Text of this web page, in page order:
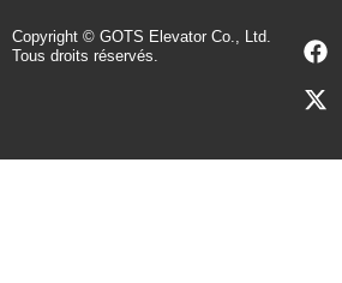
Copyright © GOTS Elevator Co., Ltd.
Tous droits réservés.
F
a
c
e
o
X
-
t
w
t